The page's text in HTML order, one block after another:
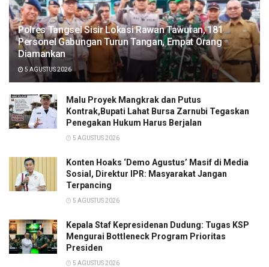
Polres Tangsel Sisir Lokasi Rawan Tawuran, 181
Personel Gabungan Turun Tangan, Empat Orang
Diamankan
5 AGUSTUS 2026
Malu Proyek Mangkrak dan Putus
Kontrak,Bupati Lahat Bursa Zarnubi Tegaskan
Penegakan Hukum Harus Berjalan
5 AGUSTUS 2026
Konten Hoaks ‘Demo Agustus’ Masif di Media
Sosial, Direktur IPR: Masyarakat Jangan
Terpancing
5 AGUSTUS 2026
Kepala Staf Kepresidenan Dudung: Tugas KSP
Mengurai Bottleneck Program Prioritas
Presiden
5 AGUSTUS 2026